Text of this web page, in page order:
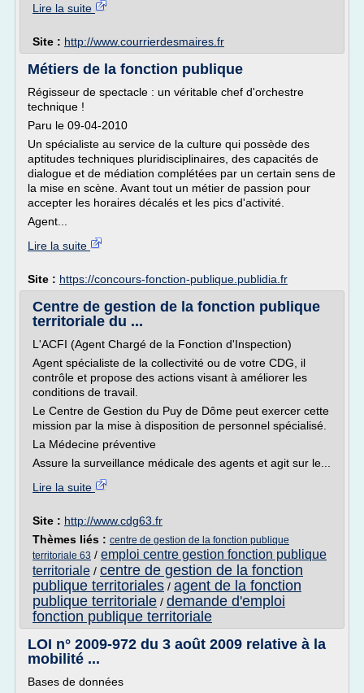
Lire la suite
Site : http://www.courrierdesmaires.fr
Métiers de la fonction publique
Régisseur de spectacle : un véritable chef d'orchestre
technique !
Paru le 09-04-2010
Un spécialiste au service de la culture qui possède des
aptitudes techniques pluridisciplinaires, des capacités de
dialogue et de médiation complétées par un certain sens de
la mise en scène. Avant tout un métier de passion pour
accepter les horaires décalés et les pics d'activité.
Agent...
Lire la suite
Site : https://concours-fonction-publique.publidia.fr
Centre de gestion de la fonction publique
territoriale du ...
L'ACFI (Agent Chargé de la Fonction d'Inspection)
Agent spécialiste de la collectivité ou de votre CDG, il
contrôle et propose des actions visant à améliorer les
conditions de travail.
Le Centre de Gestion du Puy de Dôme peut exercer cette
mission par la mise à disposition de personnel spécialisé.
La Médecine préventive
Assure la surveillance médicale des agents et agit sur le...
Lire la suite
Site : http://www.cdg63.fr
Thèmes liés : centre de gestion de la fonction publique
territoriale 63 / emploi centre gestion fonction publique
territoriale / centre de gestion de la fonction
publique territoriales / agent de la fonction
publique territoriale / demande d'emploi
fonction publique territoriale
LOI n° 2009-972 du 3 août 2009 relative à la
mobilité ...
Bases de données